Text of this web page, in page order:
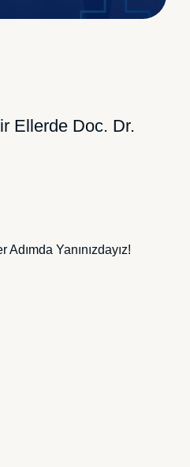
Ellerde Doc. Dr.
Adımda Yanınızdayız!